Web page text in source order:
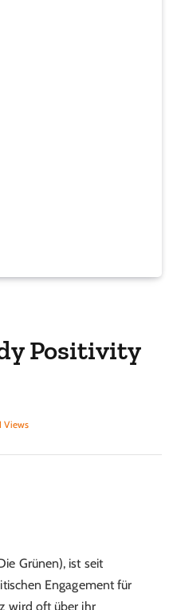
Positivity
Views
Grünen), ist seit
Engagement für
wird oft über ihr